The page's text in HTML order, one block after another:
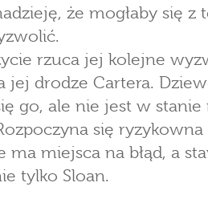
że mogłaby się z
rzuca jej kolejne
jej drodze Cartera.
go, ale nie jest w stanie
się ryzykowna
ma miejsca na błąd, a
tylko Sloan.